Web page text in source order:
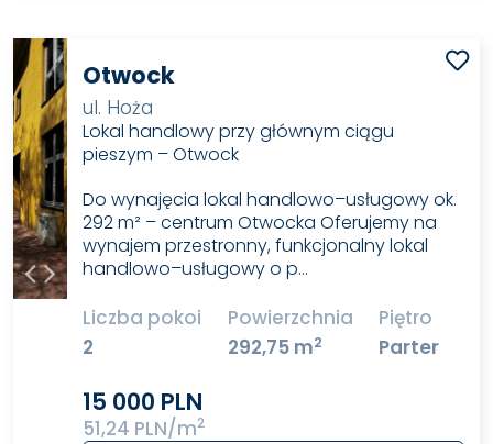
Otwock
ul. Hoża
Lokal handlowy przy głównym ciągu
pieszym – Otwock
Do wynajęcia lokal handlowo–usługowy ok.
292 m² – centrum Otwocka Oferujemy na
wynajem przestronny, funkcjonalny lokal
handlowo–usługowy o p…
Liczba pokoi
2
Powierzchnia
292,75 m2
Piętro
Parter
15 000 PLN
51,24 PLN/m2